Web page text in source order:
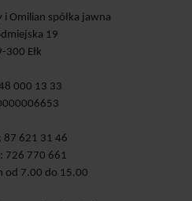
i Omilian spółka jawna
19
300 Ełk
000 13 33
87 621 31 46
726 770 661
od 7.00 do 15.00